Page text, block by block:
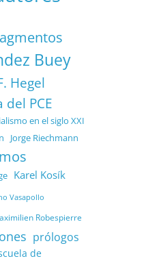
Buey
Hegel
del PCE
en el siglo XXI
Jorge Riechmann
Karel Kosík
Vasapollo
Robespierre
prólogos
de